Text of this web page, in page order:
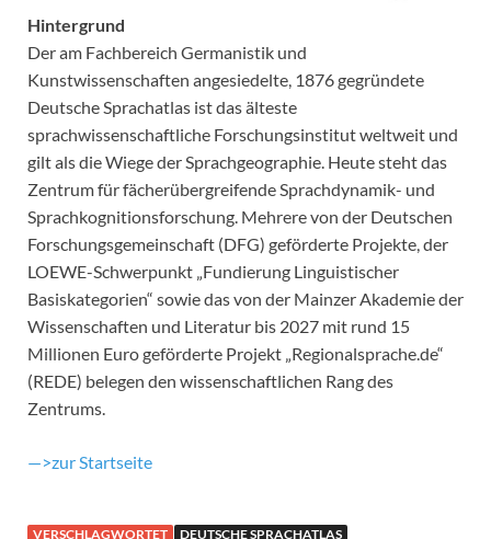
Hintergrund
Der am Fachbereich Germanistik und
Kunstwissenschaften angesiedelte, 1876 gegründete
Deutsche Sprachatlas ist das älteste
sprachwissenschaftliche Forschungsinstitut weltweit und
gilt als die Wiege der Sprachgeographie. Heute steht das
Zentrum für fächerübergreifende Sprachdynamik- und
Sprachkognitionsforschung. Mehrere von der Deutschen
Forschungsgemeinschaft (DFG) geförderte Projekte, der
LOEWE-Schwerpunkt „Fundierung Linguistischer
Basiskategorien“ sowie das von der Mainzer Akademie der
Wissenschaften und Literatur bis 2027 mit rund 15
Millionen Euro geförderte Projekt „Regionalsprache.de“
(REDE) belegen den wissenschaftlichen Rang des
Zentrums.
—>zur Startseite
VERSCHLAGWORTET
DEUTSCHE SPRACHATLAS